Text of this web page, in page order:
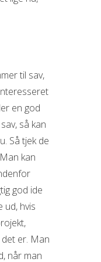
til sav,
en god
så kan
Så tjek de
kan
god ide
ud, hvis
er. Man
når man